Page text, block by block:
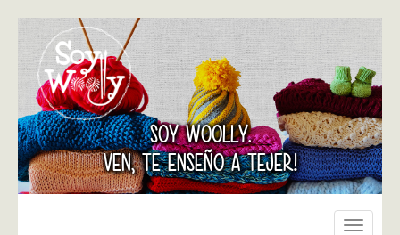
SOY WOOLLY.
VEN, TE ENSEÑO A TEJER!
Toggle